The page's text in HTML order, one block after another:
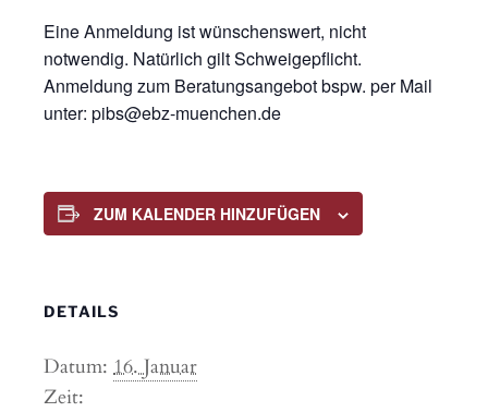
Eine Anmeldung ist wünschenswert, nicht
notwendig. Natürlich gilt Schweigepflicht.
Anmeldung zum Beratungsangebot bspw. per Mail
unter: pibs@ebz-muenchen.de
ZUM KALENDER HINZUFÜGEN
DETAILS
Datum: 16. Januar
Zeit: